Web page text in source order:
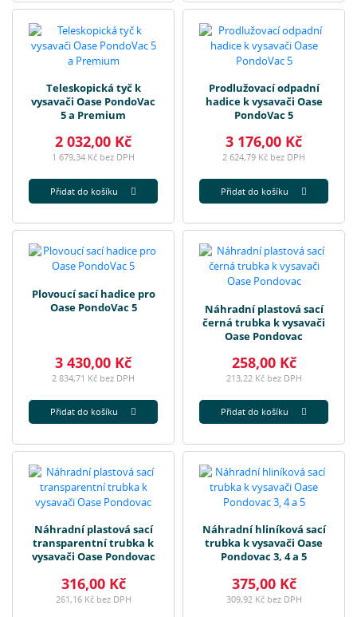
Teleskopická tyč k
vysavači Oase PondoVac
5 a Premium
2 032,00 Kč
1 679,34 Kč bez DPH
Přidat do košíku
Prodlužovací odpadní
hadice k vysavači Oase
PondoVac 5
3 176,00 Kč
2 624,79 Kč bez DPH
Přidat do košíku
Plovoucí sací hadice pro
Oase PondoVac 5
3 430,00 Kč
2 834,71 Kč bez DPH
Přidat do košíku
Náhradní plastová sací
černá trubka k vysavači
Oase Pondovac
258,00 Kč
213,22 Kč bez DPH
Přidat do košíku
Náhradní plastová sací
transparentní trubka k
vysavači Oase Pondovac
316,00 Kč
261,16 Kč bez DPH
Náhradní hliníková sací
trubka k vysavači Oase
Pondovac 3, 4 a 5
375,00 Kč
309,92 Kč bez DPH